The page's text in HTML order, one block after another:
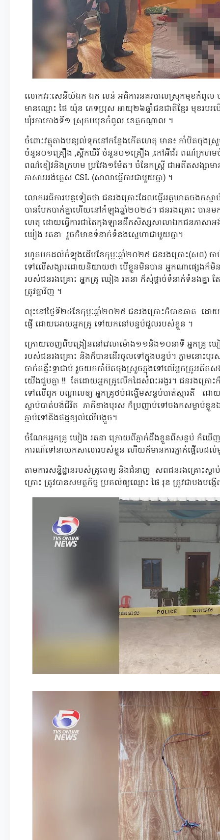
លោកវរៈសេនីយ៍ឯក ឯក លន់ អធិការនគរបាលស្រុកមុខកំពូល
មានឈ្មោះ ផៃ យ៉ុន ភេទប្រុស អាយុ២៦ឆ្នាំជនជាតិខ្មែរ មុខរ
ឃុំរកាកោងទី១ ស្រុកមមុខកំពូល ខេត្តកណ្តាល ។
ចំពោះវត្ថុតាងបន្សល់ទុកនៅកន្លែងកើតហេតុ មាន៖ កាំបិតចុង
ចំនួន០១គ្រឿង ,ស្ពីកឃឺរ័ ចំនួន០១គ្រឿង ,កៅអីជ័រ ពណ៌ក្រហមចំ
ពណ៌ខៀវនិងក្រហម ប្រវែង១ម៉ែត។ ចំនែកស្ត្រី ជាអតីតសង្សាម
ភាសារអង់គ្លេស CSL (សាលាធ្វើការជាមួយគ្នា) ។
លោកអធិការបន្តទៀតថា ជនរងគ្រោះដែលធ្វើអត្តឃាតចងកស្លា
បានបែកបាក់គ្នាហើយនៅកំឡុងឆ្នាំ២០២៤។ ជនរងគ្រោះ បានម
ហេតុ ដោយធ្វើការជាតៃកុងឡានដឹកសិស្សសាលាឯកជនភាសាអ
ឃៀង រតនា រួចក៏មានទំនាក់ទំនងស្នេហាជាមួយគ្នា។
រហូតមកដល់កំឡុងដើមខែកុម្ភៈឆ្នាំ២០២៥ ជនរងគ្រោះ(សព) ចាប់
ទៅលើសង្សារដោយនិយាយថា បើខ្លួនមិនបាន អ្នកណាផ្សេងក៏
របស់ជនរងគ្រោះ អ្នកគ្រូ ឃៀង រតនា ក៏សុំផ្តាច់ទំនាក់ទំនងគ្នា
ត្រូវគ្នាវិញ ។
លុះនៅថ្ងៃទី២៤ខែកុម្ភៈឆ្នាំ២០២៥ ជនរងគ្រោះក៏បានឆាត
ផ្ញើ ដោយអោយអ្នកគ្រូ ទៅយកនៅបន្ទប់ជួលរបស់ខ្លួន ។
ក្រោយចេញពីបង្រៀននៅវេលាម៉ោង១១និង១០នាទី អ្នកគ្រូ ឃ
របស់ជនរងគ្រោះ និងក៏បានដើរចូលទៅក្នុងបន្ទប់។ ភ្លាមនោះបុ
ចាក់គន្លឹះទ្វាជាប់ រួចយកកាំបិតចុងស្រួចភ្ជុងទៅលើអ្នកគ្រូអតី
យើងជួបគ្នា !! តែដោយអ្នកគ្រូលើកដៃសំពះអង្វរ។ ជនរងគ្រោ
ទៅលើពូក បណ្តាលឲ្យ អ្នកគ្រូថប់ដង្ហើមសន្លប់បាត់ស្មារតី ដោ
ស្លាប់បាត់បង់ជីវិត ភាគីខាងបុរស ក៏ប្រញាប់ទៅចងកសម្លាប់ខ្លួ
ភ្ជាប់ទៅនិងឥដ្ឋខ្យល់លើបង្អួច។
ចំណែកអ្នកគ្រូ ឃៀង រតនា ក្រោយពីភ្ញាក់ដឹងខ្លួនពីសន្លប់ ក៏ឃើ
ការណ៍ទៅនាយកសាលារបស់ខ្លួន ហើយក៏មានការភ្ញាក់ផ្អើលដ
តាមការសន្និដ្ឋានរបស់គ្រូពេទ្យ និងជំនាញ សពជនរងគ្រោះស្
គ្រោះ ត្រូវបានសមត្ថកិច្ច ប្រគល់ឲ្យឈ្មោះ ផៃ រុន ត្រូវជាបង